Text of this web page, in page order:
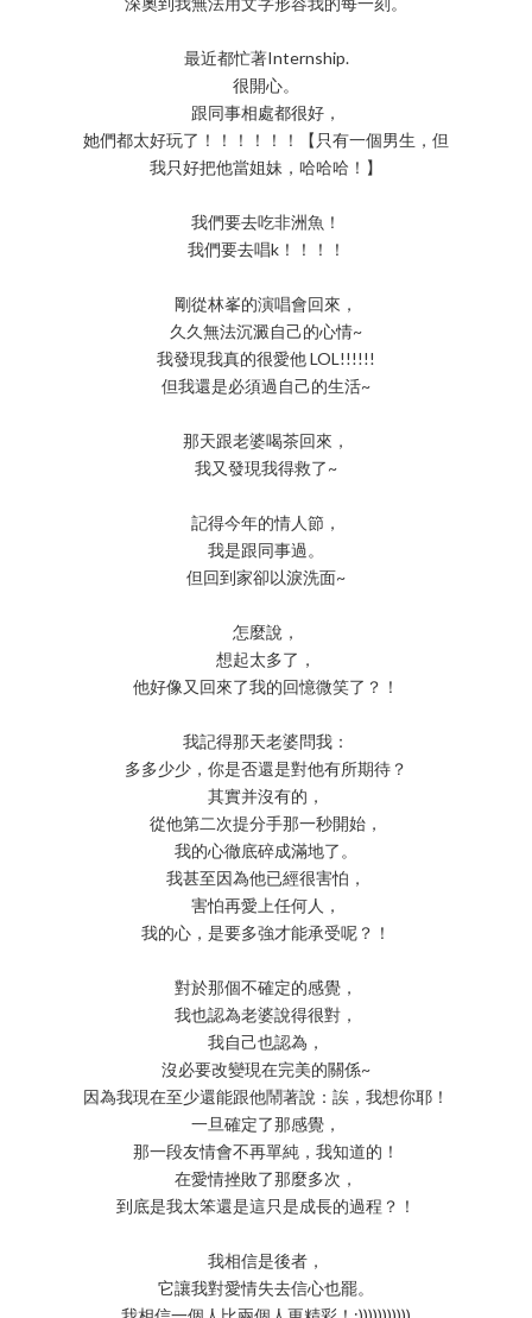
最近都忙著Internship.
很開心。
跟同事相處都很好，
她們都太好玩了！！！！！！【只有一個男生，但
我只好把他當姐妹，哈哈哈！】
我們要去吃非洲魚！
我們要去唱k！！！！
剛從林峯的演唱會回來，
久久無法沉澱自己的心情~
我發現我真的很愛他 LOL!!!!!!
但我還是必須過自己的生活~
那天跟老婆喝茶回來，
我又發現我得救了~
記得今年的情人節，
我是跟同事過。
但回到家卻以淚洗面~
怎麼說，
想起太多了，
他好像又回來了我的回憶微笑了？！
我記得那天老婆問我：
多多少少，你是否還是對他有所期待？
其實并沒有的，
從他第二次提分手那一秒開始，
我的心徹底碎成滿地了。
我甚至因為他已經很害怕，
害怕再愛上任何人，
我的心，是要多強才能承受呢？！
對於那個不確定的感覺，
我也認為老婆說得很對，
我自己也認為，
沒必要改變現在完美的關係~
因為我現在至少還能跟他鬧著說：誒，我想你耶！
一旦確定了那感覺，
那一段友情會不再單純，我知道的！
在愛情挫敗了那麼多次，
到底是我太笨還是這只是成長的過程？！
我相信是後者，
它讓我對愛情失去信心也罷。